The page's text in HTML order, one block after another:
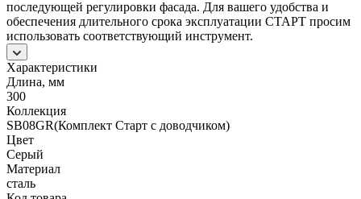
последующей регулировки фасада. Для вашего удобства и
обеспечения длительного срока эксплуатации СТАРТ просим
использовать соответствующий инструмент.
Характеристики
Длина, мм
300
Коллекция
SB08GR(Комплект Старт с доводчиком)
Цвет
Серый
Материал
сталь